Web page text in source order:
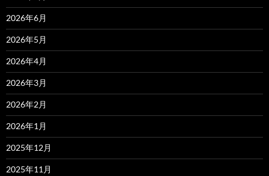
2026年6月
2026年5月
2026年4月
2026年3月
2026年2月
2026年1月
2025年12月
2025年11月